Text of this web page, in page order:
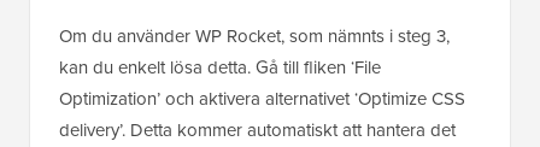
Om du använder WP Rocket, som nämnts i steg 3,
kan du enkelt lösa detta. Gå till fliken ‘File
Optimization’ och aktivera alternativet ‘Optimize CSS
delivery’. Detta kommer automatiskt att hantera det